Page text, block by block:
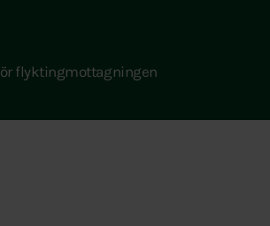
flyktingmottagningen